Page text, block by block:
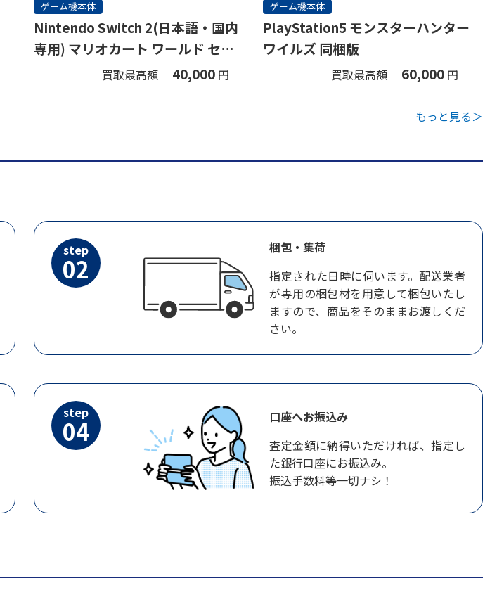
ゲーム機本体
Nintendo Switch 2(日本語・国内
専用) マリオカート ワールド セッ
買取最高額 40,000 円
ゲーム機本体
PlayStation5 モンスターハンター
ワイルズ 同梱版
買取最高額 60,000 円
もっと見る＞
step
02
梱包・集荷
指定された日時に伺います。配送業者
が専用の梱包材を用意して梱包いたし
ますので、商品をそのままお渡しくだ
さい。
step
04
口座へお振込み
査定金額に納得いただければ、指定し
た銀行口座にお振込み。
振込手数料等一切ナシ！